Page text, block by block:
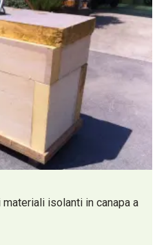
isolanti in canapa a